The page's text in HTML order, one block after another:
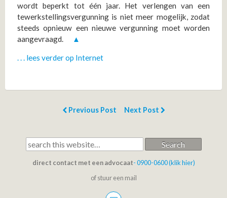
wordt beperkt tot één jaar. Het verlengen van een
tewerkstellingsvergunning is niet meer mogelijk, zodat
steeds opnieuw een nieuwe vergunning moet worden
aangevraagd.
▲
. . . lees verder op Internet
Previous Post Next Post
Search
direct contact met een advocaat- 0900-0600 (klik hier)
of stuur een mail